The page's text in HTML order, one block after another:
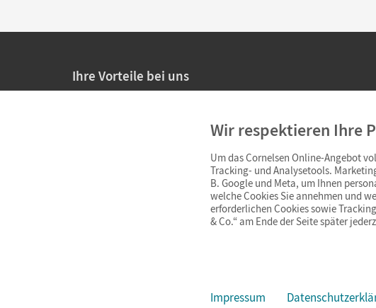
Ihre Vorteile bei uns
Persönliche Angebote für Lehrkräfte
Sicheres Einkaufen mit SSL-Verschlüsselung
Widerrufsfristvon 4 Wochen
Schnelle und einfache Retourenabwicklung
Barrierefreiheit Cookies & Co.
Wir respektieren Ihre
Um das Cornelsen Online-Angebot
Tracking- und Analysetools.
B. Google und Meta, um Ihnen
welche Cookies Sie annehmen und
erforderlichen Cookies sowie
& Co.“ am Ende der Seite später
Impressum